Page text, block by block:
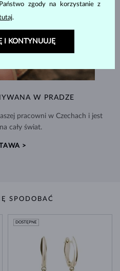
W PRADZE
pracowni w Czechach i jest
cały świat.
>
SPODOBAĆ
DOSTĘPNE
zgody na korzystanie z
.
I KONTYNUUJĘ